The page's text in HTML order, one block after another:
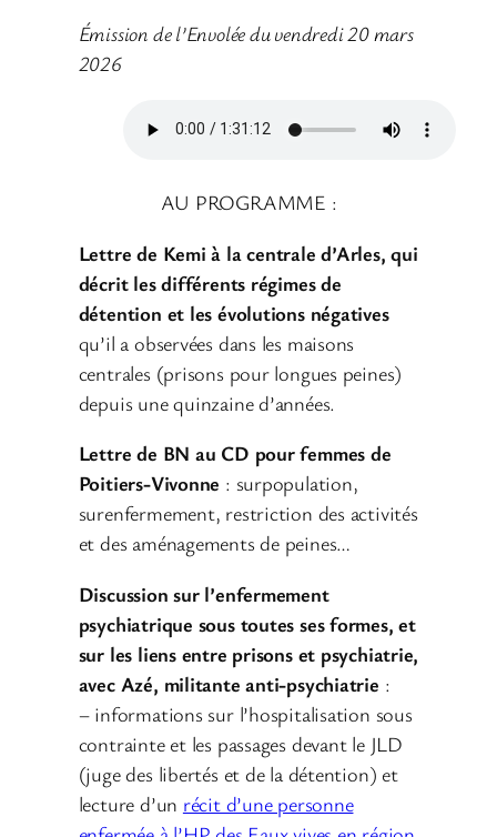
Émission de l’Envolée du vendredi 20 mars
2026
AU PROGRAMME :
Lettre de Kemi à la centrale d’Arles, qui
décrit les différents régimes de
détention et les évolutions négatives
qu’il a observées dans les maisons
centrales (prisons pour longues peines)
depuis une quinzaine d’années.
Lettre de BN au CD pour femmes de
Poitiers-Vivonne : surpopulation,
surenfermement, restriction des activités
et des aménagements de peines…
Discussion sur l’enfermement
psychiatrique sous toutes ses formes, et
sur les liens entre prisons et psychiatrie,
avec Azé, militante anti-psychiatrie :
– informations sur l’hospitalisation sous
contrainte et les passages devant le JLD
(juge des libertés et de la détention) et
lecture d’un récit d’une personne